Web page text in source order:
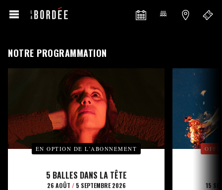
NOTRE PROGRAMMATION
EN OPTION DE L’ABONNEMENT
5 BALLES DANS LA TÊTE
26 AOÛT /5 SEPTEMBRE 2026 15